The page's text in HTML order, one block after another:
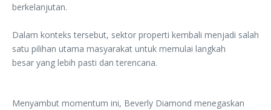
berkelanjutan.
Dalam konteks tersebut, ‎sektor properti kembali menjadi salah
satu pilihan utama masyarakat untuk memulai langkah
‎besar yang lebih pasti dan terencana.
Menyambut momentum ini, Beverly Diamond ‎menegaskan